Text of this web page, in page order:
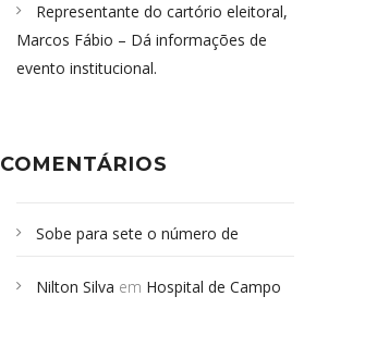
Representante do cartório eleitoral,
Marcos Fábio – Dá informações de
evento institucional.
COMENTÁRIOS
Sobe para sete o número de
desabamento em São Paulo - Revista
Nilton Silva em Hospital de Campo